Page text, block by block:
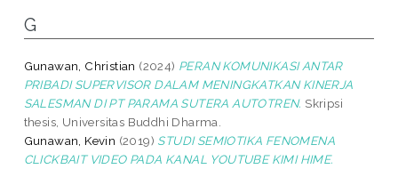
G
Gunawan, Christian (2024) PERAN KOMUNIKASI ANTAR
PRIBADI SUPERVISOR DALAM MENINGKATKAN KINERJA
SALESMAN DI PT PARAMA SUTERA AUTOTREN. Skripsi
thesis, Universitas Buddhi Dharma.
Gunawan, Kevin (2019) STUDI SEMIOTIKA FENOMENA
CLICKBAIT VIDEO PADA KANAL YOUTUBE KIMI HIME.